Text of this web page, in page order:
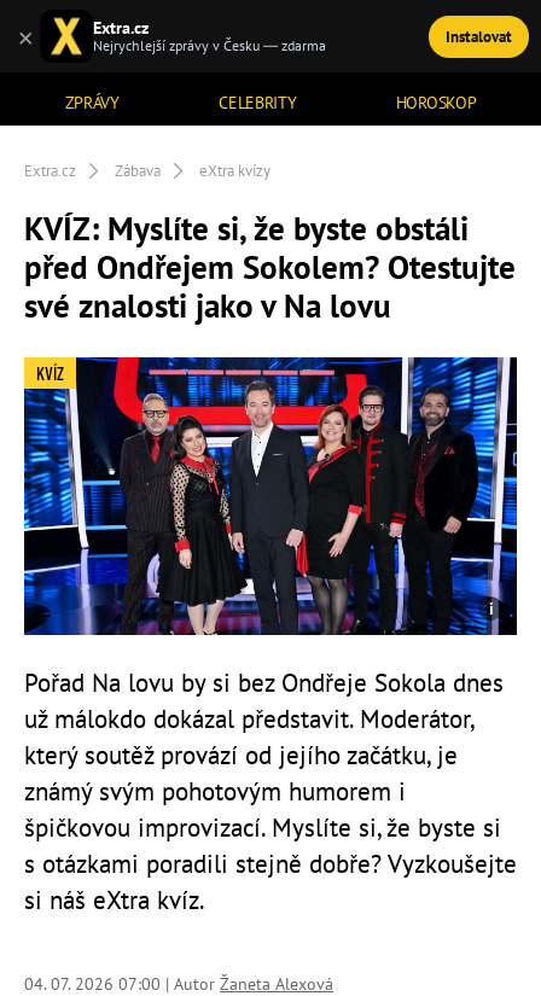
ZPRÁVY CELEBRITY HOROSKOP
TÉMATA
Extra.cz Zábava eXtra kvízy
KVÍZ: Myslíte si, že byste obstáli
před Ondřejem Sokolem? Otestujte
své znalosti jako v Na lovu
KVÍZ
Pořad Na lovu by si bez Ondřeje Sokola dnes
už málokdo dokázal představit. Moderátor,
který soutěž provází od jejího začátku, je
známý svým pohotovým humorem i
špičkovou improvizací. Myslíte si, že byste si
s otázkami poradili stejně dobře? Vyzkoušejte
si náš eXtra kvíz.
04. 07. 2026 07:00 | Autor Žaneta Alexová
× Extra.cz
Nejrychlejší zprávy v Česku — zdarma Instalovat